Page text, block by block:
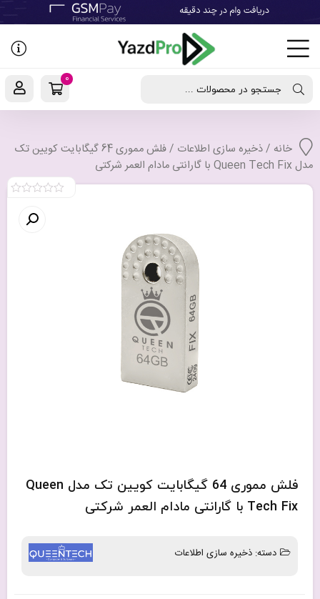
جستجو در محصولات ...
0
خانه /ذخیره سازی اطلاعات
/ فلش مموری 64 گیگابایت کویین تک
مدل Queen Tech Fix با گارانتی مادام العمر شرکتی
فلش مموری 64 گیگابایت کویین تک مدل Queen
Tech Fix با گارانتی مادام العمر شرکتی
دسته: ذخیره سازی اطلاعات